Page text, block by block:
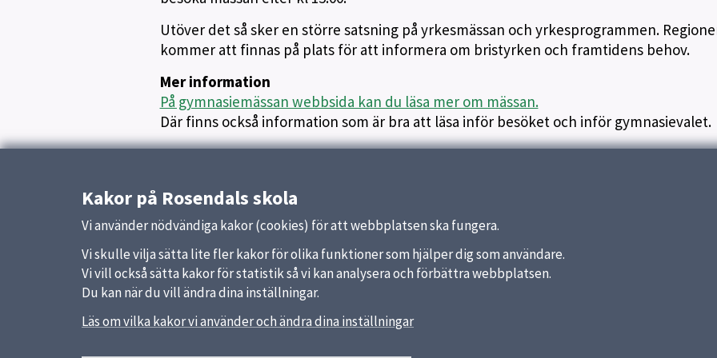
Utöver det så sker en större satsning på yrkesmässan och yrkesprogrammen.
kommer att finnas på plats för att informera om bristyrken och framtidens behov.
Mer information
På gymnasiemässan webbsida kan du läsa mer om mässan.
Där finns också information som är bra att läsa inför besöket och inför gymnasievalet.
Kakor på Rosendals skola
Vi använder nödvändiga kakor (cookies) för att webbplatsen ska fungera.
Vi skulle vilja sätta lite fler kakor för olika funktioner som hjälper dig som användare.
Vi vill också sätta kakor för statistik så vi kan analysera och förbättra webbplatsen.
Du kan när du vill ändra dina inställningar.
Läs om vilka kakor vi använder och ändra dina inställningar
SidfotHuvudmeny Snabblänkar